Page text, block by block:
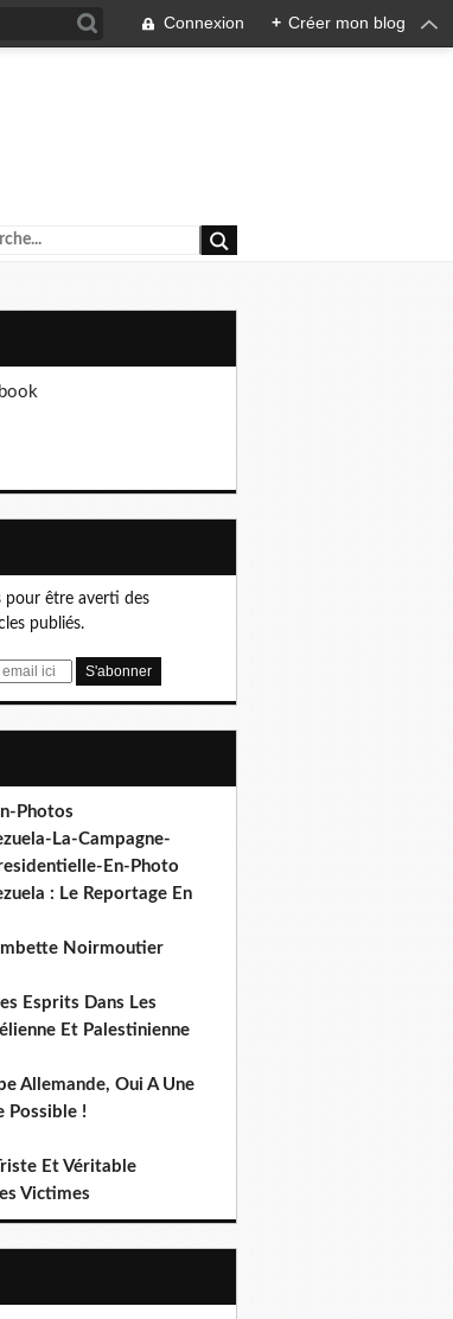
Connexion + Créer mon blog
pour être averti des
publiés.
Photos
La-Campagne-
En-Photo
: Le Reportage En
Noirmoutier
Esprits Dans Les
Et Palestinienne
Allemande, Oui A Une
Possible !
Et Véritable
Victimes